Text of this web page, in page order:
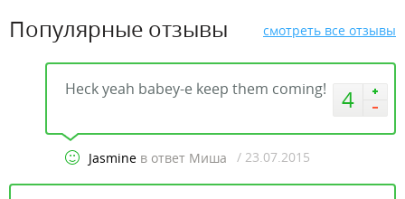
Популярные отзывы смотреть все отзывы
4
Heck yeah babey-e keep them coming!
Jasmine в ответ Миша / 23.07.2015